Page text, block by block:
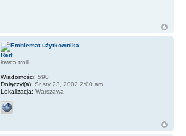
Reif
łowca trolli
Wiadomości: 590
Dołączył(a): Śr sty 23, 2002 2:00 am
Lokalizacja: Warszawa